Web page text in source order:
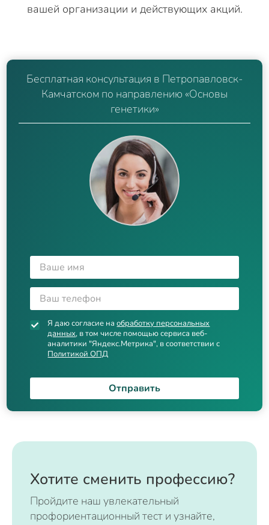
вашей организации и действующих акций.
Бесплатная консультация в Петропавловск-
Камчатском по направлению «Основы
генетики»
Я даю согласие наобработку персональных
данных, в том числе помощью сервиса веб-
аналитики "Яндекс.Метрика", в соответствии с
Политикой ОПД
Отправить
Хотите сменить профессию?
Пройдите наш увлекательный
профориентационный тест и узнайте,